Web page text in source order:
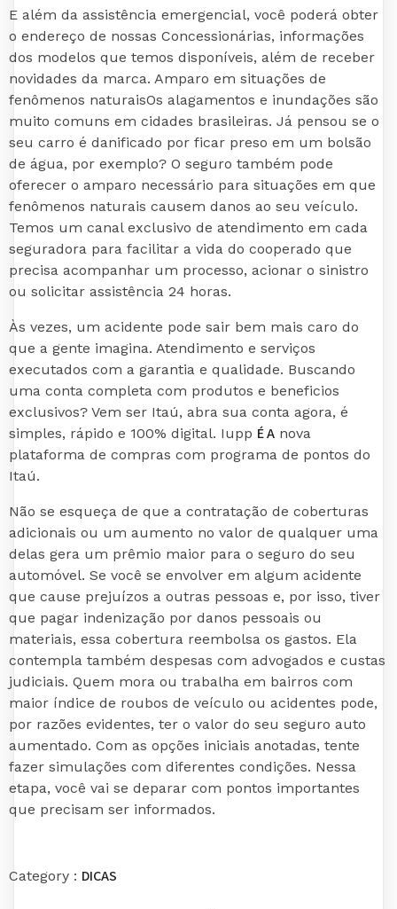
E além da assistência emergencial, você poderá obter
o endereço de nossas Concessionárias, informações
dos modelos que temos disponíveis, além de receber
novidades da marca. Amparo em situações de
fenômenos naturaisOs alagamentos e inundações são
muito comuns em cidades brasileiras. Já pensou se o
seu carro é danificado por ficar preso em um bolsão
de água, por exemplo? O seguro também pode
oferecer o amparo necessário para situações em que
fenômenos naturais causem danos ao seu veículo.
Temos um canal exclusivo de atendimento em cada
seguradora para facilitar a vida do cooperado que
precisa acompanhar um processo, acionar o sinistro
ou solicitar assistência 24 horas.
Às vezes, um acidente pode sair bem mais caro do
que a gente imagina. Atendimento e serviços
executados com a garantia e qualidade. Buscando
uma conta completa com produtos e beneficios
exclusivos? Vem ser Itaú, abra sua conta agora, é
simples, rápido e 100% digital. Iupp É A nova
plataforma de compras com programa de pontos do
Itaú.
Não se esqueça de que a contratação de coberturas
adicionais ou um aumento no valor de qualquer uma
delas gera um prêmio maior para o seguro do seu
automóvel. Se você se envolver em algum acidente
que cause prejuízos a outras pessoas e, por isso, tiver
que pagar indenização por danos pessoais ou
materiais, essa cobertura reembolsa os gastos. Ela
contempla também despesas com advogados e custas
judiciais. Quem mora ou trabalha em bairros com
maior índice de roubos de veículo ou acidentes pode,
por razões evidentes, ter o valor do seu seguro auto
aumentado. Com as opções iniciais anotadas, tente
fazer simulações com diferentes condições. Nessa
etapa, você vai se deparar com pontos importantes
que precisam ser informados.
Category : DICAS